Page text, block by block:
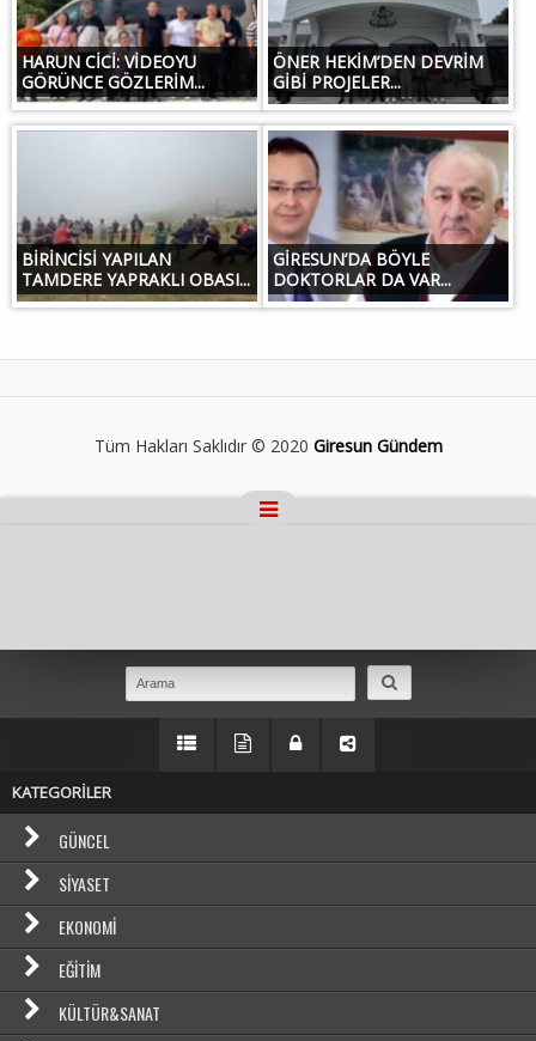
HARUN CİCİ: VİDEOYU
GÖRÜNCE GÖZLERİM...
ÖNER HEKİM’DEN DEVRİM
GİBİ PROJELER...
BİRİNCİSİ YAPILAN
TAMDERE YAPRAKLI OBASI...
GİRESUN’DA BÖYLE
DOKTORLAR DA VAR...
Tüm Hakları Saklıdır © 2020 Giresun Gündem
KATEGORİLER
GÜNCEL
SIYASET
EKONOMI
EĞITIM
KÜLTÜR&SANAT